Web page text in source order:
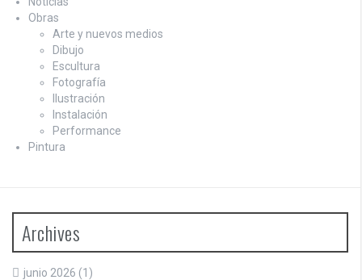
Obras
Arte y nuevos medios
Dibujo
Escultura
Fotografía
Ilustración
Instalación
Performance
Pintura
Archives
junio 2026 (1)